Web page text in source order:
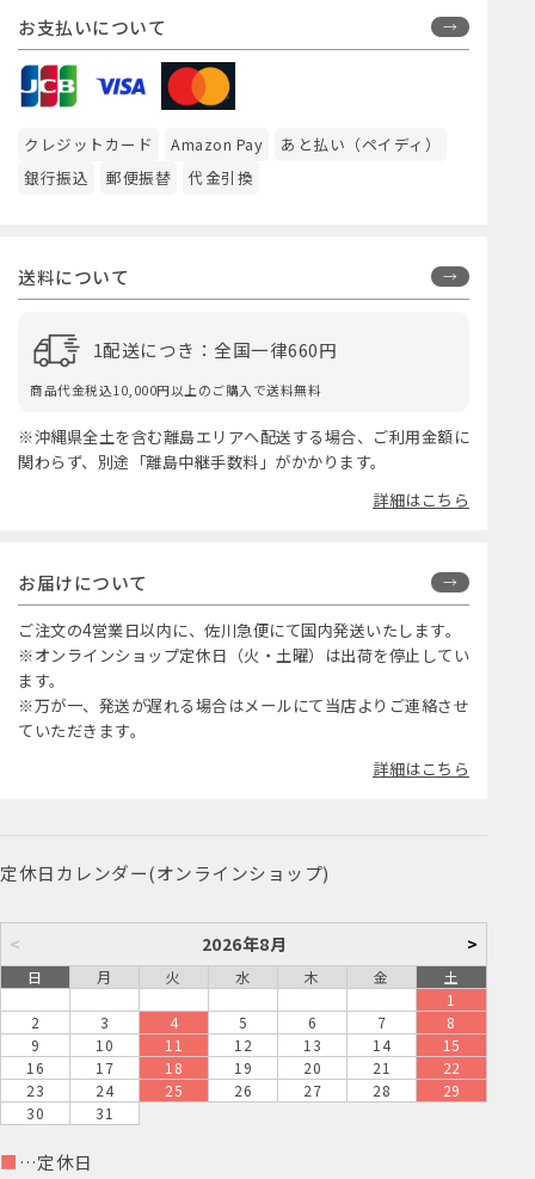
お支払いについて
クレジットカード Amazon Pay
あと払い（ペイディ）
銀行振込
郵便振替 代金引換
送料について
1配送につき：全国一律660円
商品代金税込10,000円以上のご購入で送料無料
※沖縄県全土を含む離島エリアへ配送する場合、ご利用金額に
関わらず、別途「離島中継手数料」がかかります。
詳細はこちら
お届けについて
ご注文の4営業日以内に、佐川急便にて国内発送いたします。
※オンラインショップ定休日（火・土曜）は出荷を停止してい
ます。
※万が一、発送が遅れる場合はメールにて当店よりご連絡させ
ていただきます。
詳細はこちら
定休日カレンダー(オンラインショップ)
< 2026年8月 >
日 月 火 水 木 金
土
1
2
3 4 5 6 7
8
9
10 11 12 13 14
15
16
17 18 19 20 21
22
23
24 25 26 27 28
29
30
31
■ …定休日